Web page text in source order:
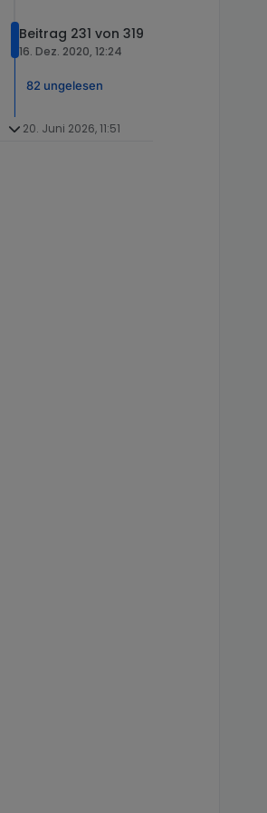
Beitrag 231 von 319
16. Dez. 2020, 12:24
82 ungelesen
20. Juni 2026, 11:51